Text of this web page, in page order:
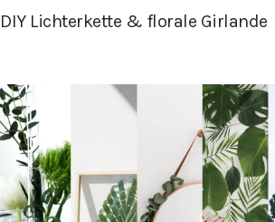
DIY Lichterkette & florale Girlande